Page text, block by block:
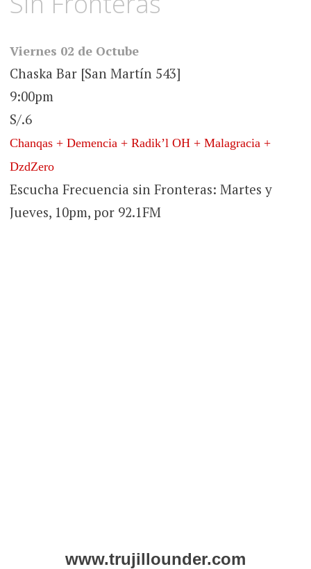
Viernes 02 de Octube
Chaska Bar [San Martín 543]
9:00pm
S/.6
Chanqas + Demencia + Radik’l OH + Malagracia +
DzdZero
Escucha Frecuencia sin Fronteras: Martes y
Jueves, 10pm, por 92.1FM
www.trujillounder.com